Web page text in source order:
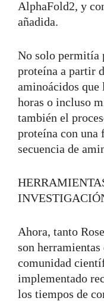
AlphaFold2, y
añadida.
No solo permitía
proteína a partir
aminoácidos que
horas o incluso
también el
proteína con una
secuencia de
Ahora, tanto
son
comunidad
implementado
los tiempos de